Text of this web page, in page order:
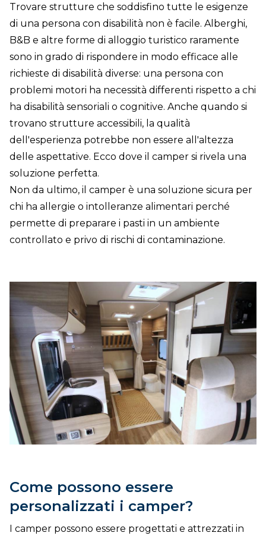
Trovare strutture che soddisfino tutte le esigenze
di una persona con disabilità non è facile. Alberghi,
B&B e altre forme di alloggio turistico raramente
sono in grado di rispondere in modo efficace alle
richieste di disabilità diverse: una persona con
problemi motori ha necessità differenti rispetto a chi
ha disabilità sensoriali o cognitive. Anche quando si
trovano strutture accessibili, la qualità
dell'esperienza potrebbe non essere all'altezza
delle aspettative. Ecco dove il camper si rivela una
soluzione perfetta.
Non da ultimo, il camper è una soluzione sicura per
chi ha allergie o intolleranze alimentari perché
permette di preparare i pasti in un ambiente
controllato e privo di rischi di contaminazione.
Come possono essere
personalizzati i camper?
I camper possono essere progettati e attrezzati in